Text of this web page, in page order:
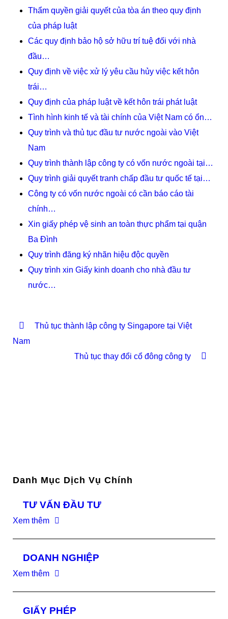
Thẩm quyền giải quyết của tòa án theo quy định
của pháp luật
Các quy định bảo hộ sở hữu trí tuệ đối với nhà
đầu…
Quy định về việc xử lý yêu cầu hủy việc kết hôn
trái…
Quy định của pháp luật về kết hôn trái phát luật
Tình hình kinh tế và tài chính của Việt Nam có ổn…
Quy trình và thủ tục đầu tư nước ngoài vào Việt
Nam
Quy trình thành lập công ty có vốn nước ngoài tại…
Quy trình giải quyết tranh chấp đầu tư quốc tế tại…
Công ty có vốn nước ngoài có cần báo cáo tài
chính…
Xin giấy phép vệ sinh an toàn thực phẩm tại quận
Ba Đình
Quy trình đăng ký nhãn hiệu độc quyền
Quy trình xin Giấy kinh doanh cho nhà đầu tư
nước…
Thủ tục thành lập công ty Singapore tại Việt
Nam
Thủ tục thay đổi cổ đông công ty
Danh Mục Dịch Vụ Chính
TƯ VẤN ĐẦU TƯ
Xem thêm
DOANH NGHIỆP
Xem thêm
GIẤY PHÉP